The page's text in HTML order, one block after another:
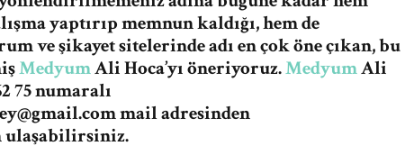
yaptırıp memnun kaldığı, hem de
ve şikayet sitelerinde adı en çok öne çıkan, bu
MedyumAli Hoca’yı öneriyoruz.MedyumAli
75 numaralı
mail adresinden
ulaşabilirsiniz.